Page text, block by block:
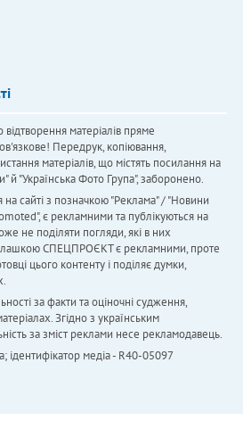
матеріалів пряме
Передрук, копіювання,
матеріалів, що містять посилання на
й "Українська Фото Група", заборонено.
на сайті з позначкою "Реклама" / "Новини
є рекламними та публікуються на
не поділяти погляди, які в них
СПЕЦПРОЄКТ є рекламними, проте
цього контенту і поділяє думки,
за факти та оціночні судження,
Згідно з українським
за зміст реклами несе рекламодавець.
ідентифікатор медіа - R40-05097